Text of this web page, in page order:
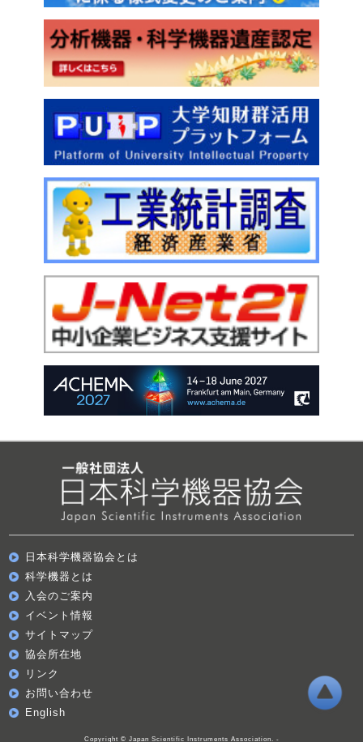
日本科学機器協会とは
科学機器とは
入会のご案内
イベント情報
サイトマップ
協会所在地
リンク
お問い合わせ
English
Copyright © Japan Scientific Instruments Association. -